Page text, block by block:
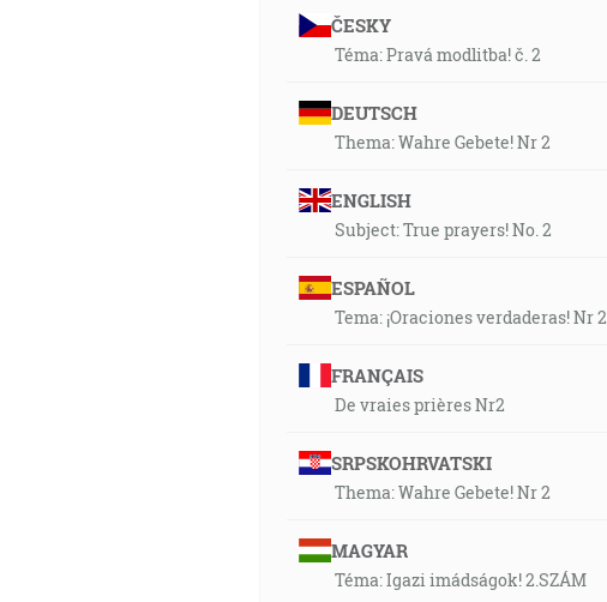
ČESKY
Téma: Pravá modlitba! č. 2
DEUTSCH
Thema: Wahre Gebete! Nr 2
ENGLISH
Subject: True prayers! No. 2
ESPAÑOL
Tema: ¡Oraciones verdaderas! Nr 2
FRANÇAIS
De vraies prières Nr2
SRPSKOHRVATSKI
Thema: Wahre Gebete! Nr 2
MAGYAR
Téma: Igazi imádságok! 2.SZÁM